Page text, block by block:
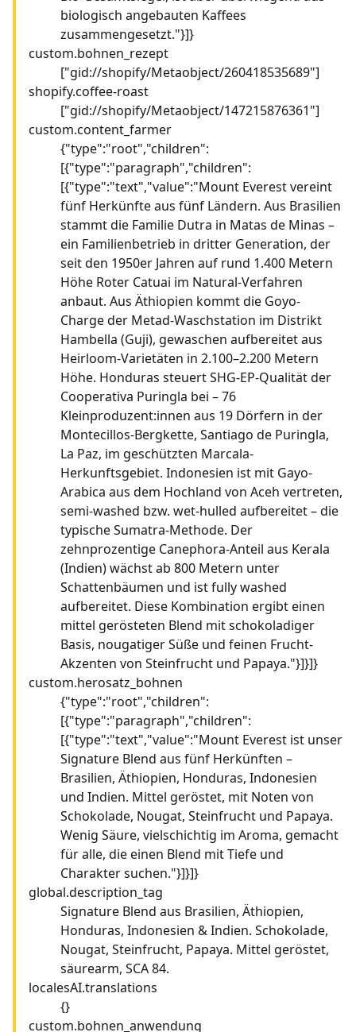
biologisch angebauten Kaffees
zusammengesetzt."}]}
custom.bohnen_rezept
["gid://shopify/Metaobject/260418535689"]
shopify.coffee-roast
["gid://shopify/Metaobject/147215876361"]
custom.content_farmer
{"type":"root","children":
[{"type":"paragraph","children":
[{"type":"text","value":"Mount Everest vereint
fünf Herkünfte aus fünf Ländern. Aus Brasilien
stammt die Familie Dutra in Matas de Minas –
ein Familienbetrieb in dritter Generation, der
seit den 1950er Jahren auf rund 1.400 Metern
Höhe Roter Catuai im Natural-Verfahren
anbaut. Aus Äthiopien kommt die Goyo-
Charge der Metad-Waschstation im Distrikt
Hambella (Guji), gewaschen aufbereitet aus
Heirloom-Varietäten in 2.100–2.200 Metern
Höhe. Honduras steuert SHG-EP-Qualität der
Cooperativa Puringla bei – 76
Kleinproduzent:innen aus 19 Dörfern in der
Montecillos-Bergkette, Santiago de Puringla,
La Paz, im geschützten Marcala-
Herkunftsgebiet. Indonesien ist mit Gayo-
Arabica aus dem Hochland von Aceh vertreten,
semi-washed bzw. wet-hulled aufbereitet – die
typische Sumatra-Methode. Der
zehnprozentige Canephora-Anteil aus Kerala
(Indien) wächst ab 800 Metern unter
Schattenbäumen und ist fully washed
aufbereitet. Diese Kombination ergibt einen
mittel gerösteten Blend mit schokoladiger
Basis, nougatiger Süße und feinen Frucht-
Akzenten von Steinfrucht und Papaya."}]}]}
custom.herosatz_bohnen
{"type":"root","children":
[{"type":"paragraph","children":
[{"type":"text","value":"Mount Everest ist unser
Signature Blend aus fünf Herkünften –
Brasilien, Äthiopien, Honduras, Indonesien
und Indien. Mittel geröstet, mit Noten von
Schokolade, Nougat, Steinfrucht und Papaya.
Wenig Säure, vielschichtig im Aroma, gemacht
für alle, die einen Blend mit Tiefe und
Charakter suchen."}]}]}
global.description_tag
Signature Blend aus Brasilien, Äthiopien,
Honduras, Indonesien & Indien. Schokolade,
Nougat, Steinfrucht, Papaya. Mittel geröstet,
säurearm, SCA 84.
localesAI.translations
{}
custom.bohnen_anwendung